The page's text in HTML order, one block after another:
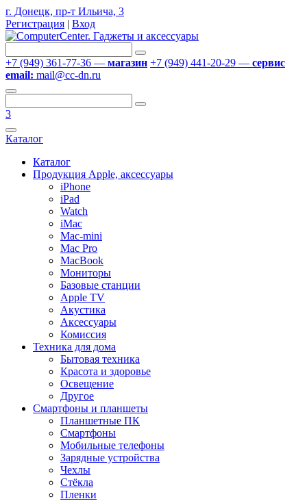
г. Донецк, пр-т Ильича, 3
Регистрация | Вход
+7 (949) 361-77-36 — магазин +7 (949) 441-20-29 — сервис
email: mail@cc-dn.ru
3
Каталог
Каталог
Продукция Apple, аксессуары
iPhone
iPad
Watch
iMac
Mac-mini
Mac Pro
MacBook
Мониторы
Базовые станции
Apple TV
Акустика
Аксессуары
Комиссия
Техника для дома
Бытовая техника
Красота и здоровье
Освещение
Другое
Смартфоны и планшеты
Планшетные ПК
Смартфоны
Мобильные телефоны
Зарядные устройства
Чехлы
Стёкла
Пленки